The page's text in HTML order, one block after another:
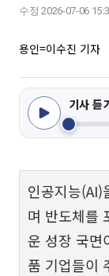
수정 2026-07-06
용인=이수진 기자
기사 듣
인공지능(AI)
며 반도체를
운 성장 국면
품 기업들이